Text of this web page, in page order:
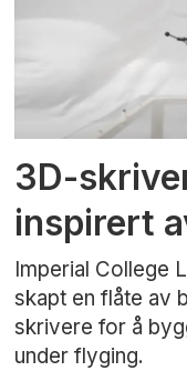
3D-
inspirert
Imperial College
skapt en flåte av
skrivere for å
under flyging.